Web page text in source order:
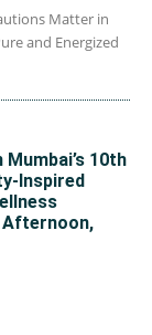
Matter in
and Energized
10th
Inspired
Afternoon,